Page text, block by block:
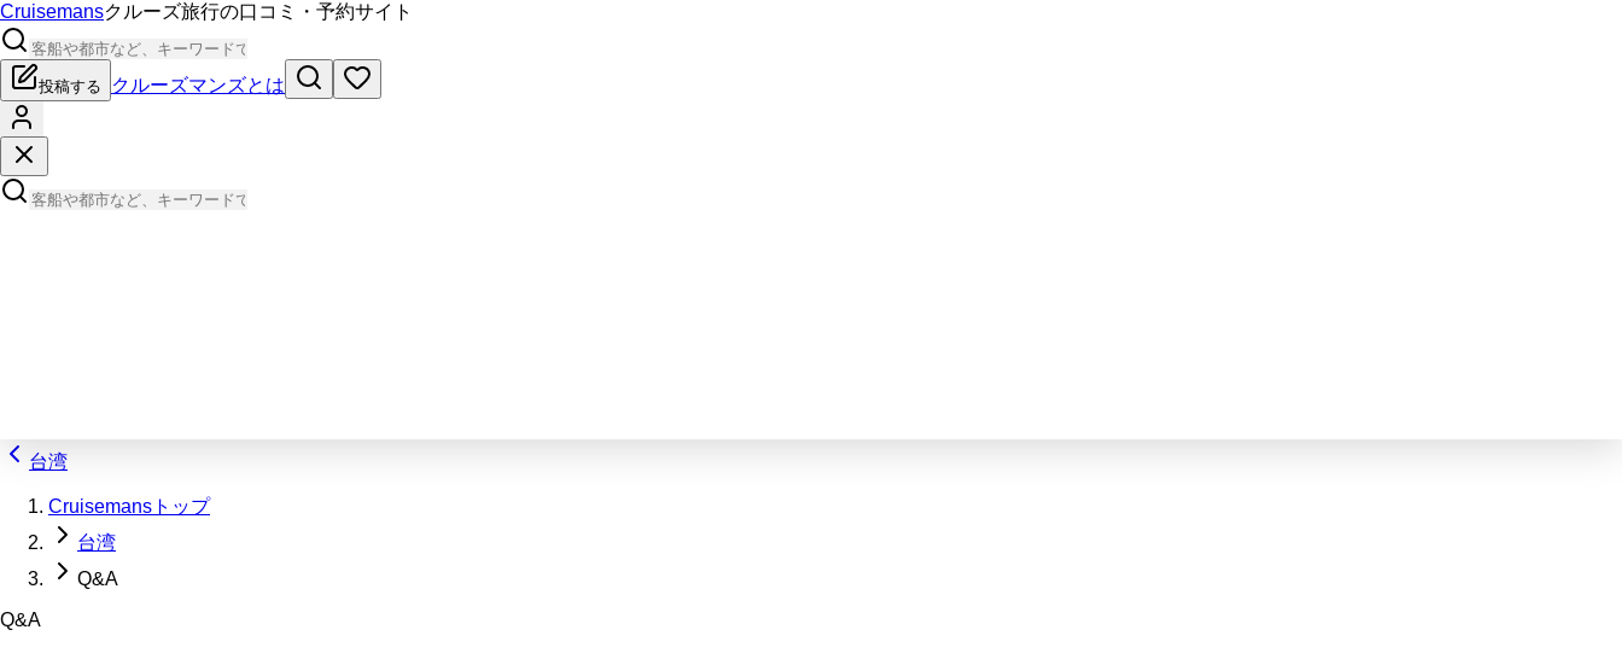
Cruisemansクルーズ旅行の口コミ・予約サイト
投稿する クルーズマンズとは
台湾
Cruisemansトップ
台湾
Q&A
Q&A